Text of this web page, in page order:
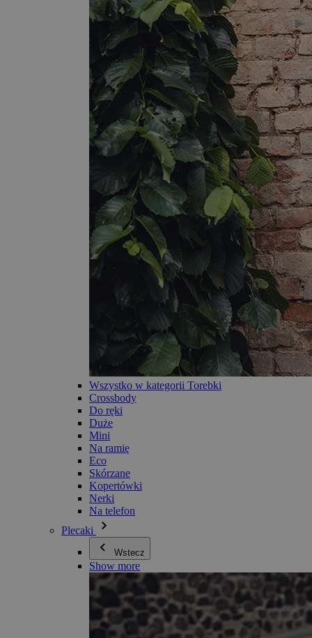
Wszystko w kategorii Torebki
Crossbody
Do ręki
Duże
Mini
Na ramię
Eco
Skórzane
Kopertówki
Nerki
Na telefon
Plecaki
Wstecz
Show more